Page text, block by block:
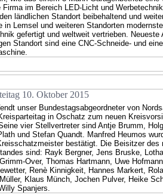
Firma im Bereich LED-Licht und
ländlichen Standort beibehaltend und
in Lemsel und weiteren Standorten
gefertigt und weltweit vertrieben. Neueste
Standort sind eine CNC-Schneide- und
10. Oktober 2015
unser Bundestagsabgeordneter von
in Oschatz zum neuen
vier Stellvertreter sind Antje Brumm,
und Stefan Quandt. Manfred Heumos
bestätigt. Die Beisitzer des
sind: Rayk Bergner, Jens Bruske,
Over, Thomas Hartmann, Uwe
Renè Kinnigkeit, Hannes Markert,
Klaus Münch, Jochen Pulver, Heike
Spanjers.